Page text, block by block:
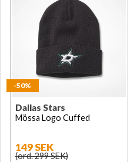
-50%
Dallas Stars
Mössa Logo Cuffed
149 SEK
(ord. 299 SEK)